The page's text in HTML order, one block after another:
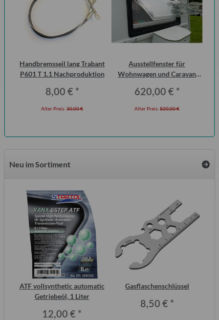
Handbremsseil lang Trabant
P601 T 1.1 Nachproduktion
8,00 € *
Alter Preis: 30,00 €
Ausstellfenster für
Wohnwagen und Caravan
Seitz
620,00 € *
Alter Preis: 820,00 €
Neu im Sortiment
ATF vollsynthetic automatic
Getriebeöl, 1 Liter
12,00 € *
Gasflaschenschlüssel
8,50 € *